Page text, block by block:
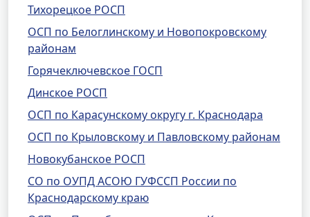
Тихорецкое РОСП
ОСП по Белоглинскому и Новопокровскому
районам
Горячеключевское ГОСП
Динское РОСП
ОСП по Карасунскому округу г. Краснодара
ОСП по Крыловскому и Павловскому районам
Новокубанское РОСП
СО по ОУПД АСОЮ ГУФССП России по
Краснодарскому краю